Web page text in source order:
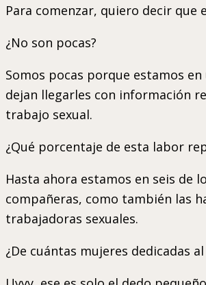
Para comenzar, quiero decir que
¿No son pocas?
Somos pocas porque estamos
dejan llegarles con información
trabajo sexual.
¿Qué porcentaje de esta labor
Hasta ahora estamos en seis de
compañeras, como también las
trabajadoras sexuales.
¿De cuántas mujeres dedicadas